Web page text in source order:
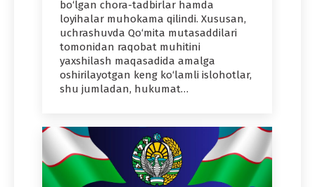
bo‘lgan chora-tadbirlar hamda
loyihalar muhokama qilindi. Xususan,
uchrashuvda Qo‘mita mutasaddilari
tomonidan raqobat muhitini
yaxshilash maqasadida amalga
oshirilayotgan keng ko‘lamli islohotlar,
shu jumladan, hukumat…